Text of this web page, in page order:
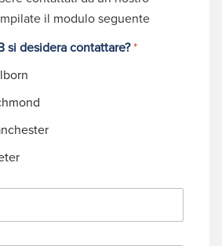
il modulo seguente
si desidera contattare?*